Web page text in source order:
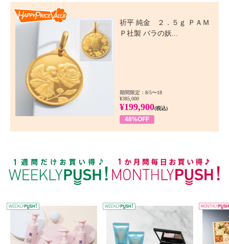
祈平 純金 ２．５ｇ ＰＡＭ
Ｐ社製 バラの妖...
期間限定：8/5〜18
¥385,000
¥199,900(税込)
48%OFF
WEEKLY PUSH